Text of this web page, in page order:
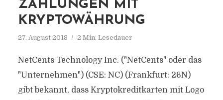
ZAHLUNGEN MIT
KRYPTOWÄHRUNG
27. August 2018 2 Min. Lesedauer
NetCents Technology Inc. ("NetCents" oder das
"Unternehmen") (CSE: NC) (Frankfurt: 26N)
gibt bekannt, dass Kryptokreditkarten mit Logo